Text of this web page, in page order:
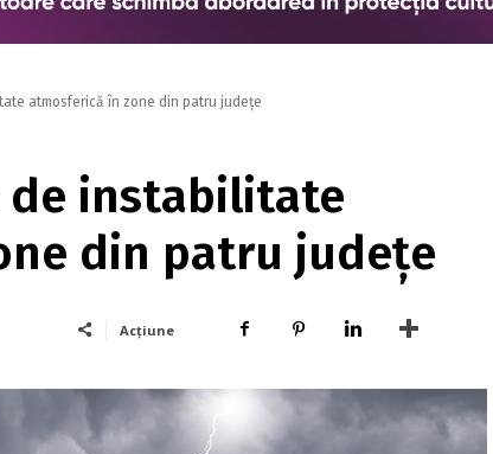
atmosferică în zone din patru județe
de instabilitate
din patru județe
Acțiune